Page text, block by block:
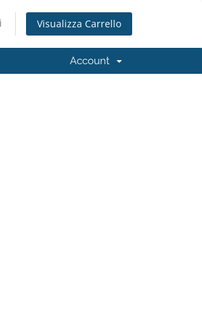
Visualizza Carrello
Account